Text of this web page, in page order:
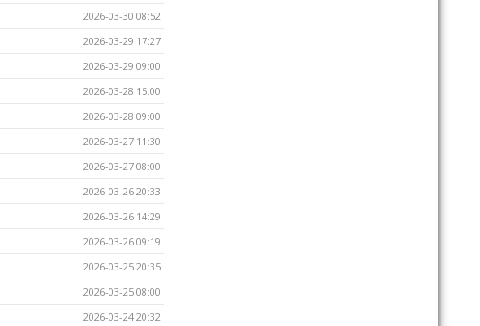
2026-03-30 08:52
2026-03-29 17:27
2026-03-29 09:00
2026-03-28 15:00
2026-03-28 09:00
2026-03-27 11:30
2026-03-27 08:00
2026-03-26 20:33
2026-03-26 14:29
2026-03-26 09:19
2026-03-25 20:35
2026-03-25 08:00
2026-03-24 20:32